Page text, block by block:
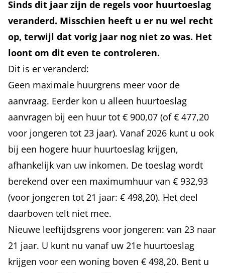
Sinds dit jaar zijn de regels voor huurtoeslag
veranderd. Misschien heeft u er nu wel recht
op, terwijl dat vorig jaar nog niet zo was. Het
loont om dit even te controleren.
Dit is er veranderd:
Geen maximale huurgrens meer voor de
aanvraag. Eerder kon u alleen huurtoeslag
aanvragen bij een huur tot € 900,07 (of € 477,20
voor jongeren tot 23 jaar). Vanaf 2026 kunt u ook
bij een hogere huur huurtoeslag krijgen,
afhankelijk van uw inkomen. De toeslag wordt
berekend over een maximumhuur van € 932,93
(voor jongeren tot 21 jaar: € 498,20). Het deel
daarboven telt niet mee.
Nieuwe leeftijdsgrens voor jongeren: van 23 naar
21 jaar. U kunt nu vanaf uw 21e huurtoeslag
krijgen voor een woning boven € 498,20. Bent u